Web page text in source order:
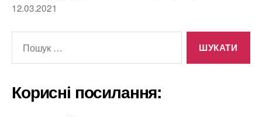
12.03.2021
Корисні посилання: